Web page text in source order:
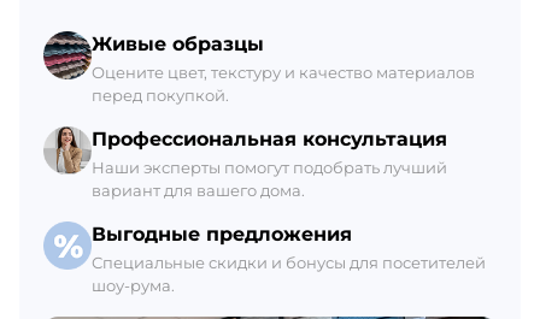
Склад Гатчина
+7 (812) 309-42-27, доб. 6
Ежедневно с 8:00 до 21:00
В наличии 62 м3
Живые образцы
Оцените цвет, текстуру и качество материалов
перед покупкой.
Профессиональная консультация
Наши эксперты помогут подобрать лучший
вариант для вашего дома.
Выгодные предложения
Специальные скидки и бонусы для посетителей
шоу-рума.